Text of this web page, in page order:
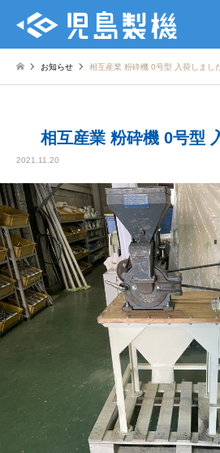
お知らせ 相互産業 粉砕機 0号型 入荷しまし
相互産業 粉砕機 0号型
2021.11.20